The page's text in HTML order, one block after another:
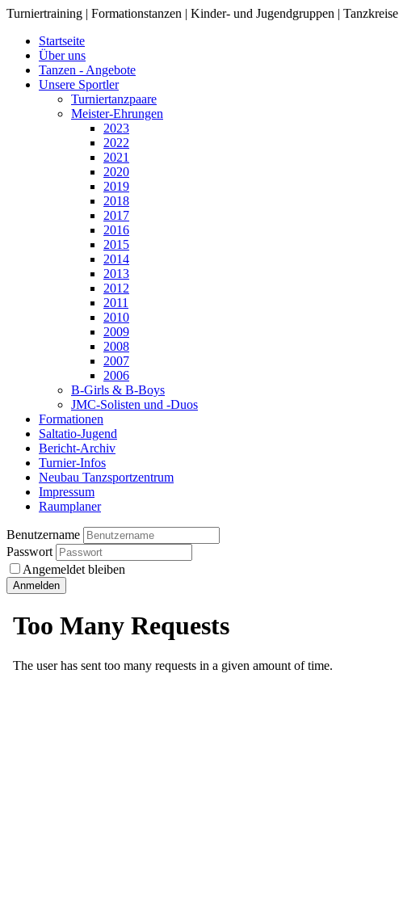
Turniertraining | Formationstanzen | Kinder- und Jugendgruppen | Tanzkreise
Startseite
Über uns
Tanzen - Angebote
Unsere Sportler
Turniertanzpaare
Meister-Ehrungen
2023
2022
2021
2020
2019
2018
2017
2016
2015
2014
2013
2012
2011
2010
2009
2008
2007
2006
B-Girls & B-Boys
JMC-Solisten und -Duos
Formationen
Saltatio-Jugend
Bericht-Archiv
Turnier-Infos
Neubau Tanzsportzentrum
Impressum
Raumplaner
Benutzername
Passwort
Angemeldet bleiben